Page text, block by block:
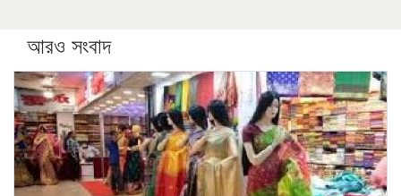
সারা দেশে বজ্রাঘাতে ১৪ জনের প্রাণহানি
কঠোর হচ্ছে এসএসসি ও এইচএসসি পরীক্ষা
ফরিদগঞ্জে আগুনে পুড়লো ৬ ব্যবসা প্রতিষ্ঠান
আরও সংবাদ